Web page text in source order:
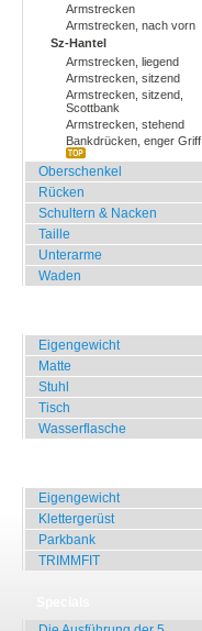
Armstrecken
Armstrecken, nach vorn
Sz-Hantel
Armstrecken, liegend
Armstrecken, sitzend
Armstrecken, sitzend,
Scottbank
Armstrecken, stehend
Bankdrücken, enger Griff
Oberschenkel
Rücken
Schultern & Nacken
Taille
Unterarme
Waden
Eigengewicht
Matte
Stuhl
Tisch
Wasserflasche
Eigengewicht
Klettergerüst
Parkbank
TRIMMFIT